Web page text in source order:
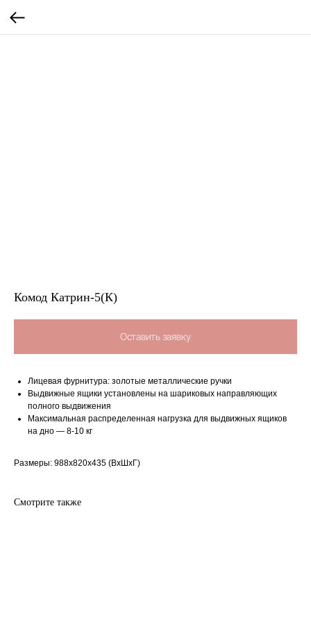
Комод Катрин-5(К)
Оставить заявку
Лицевая фурнитура: золотые металлические ручки
Выдвижные ящики установлены на шариковых направляющих
полного выдвижения
Максимальная распределенная нагрузка для выдвижных ящиков
на дно — 8-10 кг
Размеры: 988х820х435 (ВхШхГ)
Смотрите также